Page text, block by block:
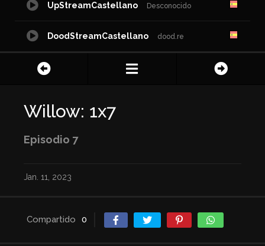
UpStreamCastellano Desconocido
DoodStreamCastellano dood.re
NetuCastellano waaw.to
Willow: 1x7
Episodio 7
Jan. 11, 2023
Compartido 0